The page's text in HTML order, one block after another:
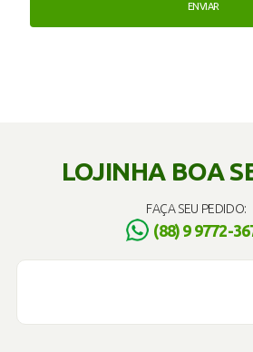
LOJINHA BOA
FAÇA SEU PEDIDO:
(88) 9 9772-